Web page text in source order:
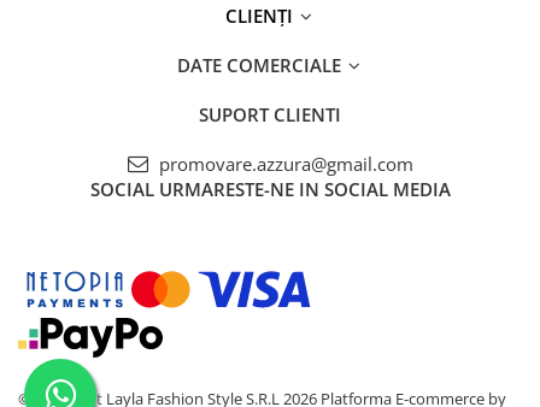
CLIENȚI
DATE COMERCIALE
SUPORT CLIENTI
promovare.azzura@gmail.com
SOCIAL URMARESTE-NE IN SOCIAL MEDIA
©Copyright Layla Fashion Style S.R.L 2026 Platforma E-commerce by